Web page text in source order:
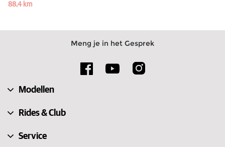
88,4 km
Meng je in het Gesprek
Modellen
Rides & Club
Service